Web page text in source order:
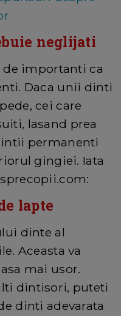
neglijati
de importanti ca
Daca unii dinti
cei care
lasand prea
permanenti
gingiei. Iata
lapte
dinte al
Aceasta va
mai usor.
dintisori, puteti
dinti adevarata